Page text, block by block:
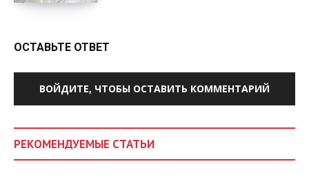
ОСТАВЬТЕ ОТВЕТ
ВОЙДИТЕ, ЧТОБЫ ОСТАВИТЬ КОММЕНТАРИЙ
РЕКОМЕНДУЕМЫЕ СТАТЬИ